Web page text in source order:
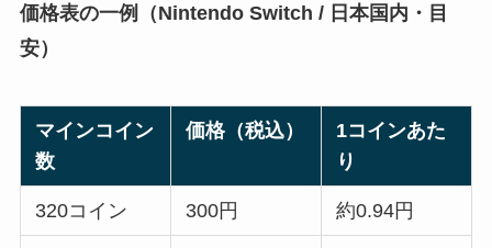
価格表の一例（Nintendo Switch / 日本国内・目
安）
マインコイン
数
価格（税込）
1コインあた
り
320コイン 300円 約0.94円